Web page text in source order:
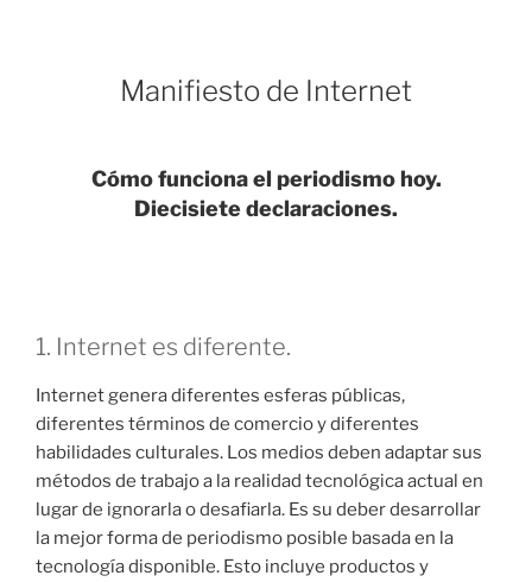
Manifiesto de Internet
Cómo funciona el periodismo hoy.
Diecisiete declaraciones.
1. Internet es diferente.
Internet genera diferentes esferas públicas,
diferentes términos de comercio y diferentes
habilidades culturales. Los medios deben adaptar sus
métodos de trabajo a la realidad tecnológica actual en
lugar de ignorarla o desafiarla. Es su deber desarrollar
la mejor forma de periodismo posible basada en la
tecnología disponible. Esto incluye productos y